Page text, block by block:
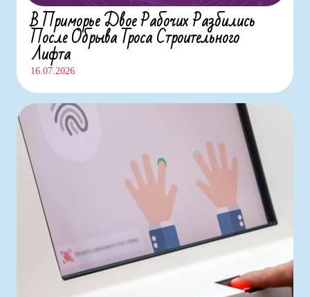
В Приморье Двое Рабочих Разбились
После Обрыва Троса Строительного
Лифта
16.07.2026